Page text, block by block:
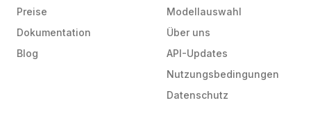
Preise
Dokumentation
Blog
Modellauswahl
Über uns
API-Updates
Nutzungsbedingungen
Datenschutz